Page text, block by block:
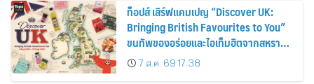
ท็อปส์ เสิร์ฟแคมเปญ “Discover UK:
Bringing British Favourites to You”
ขนทัพของอร่อยและไอเท็มฮิตจากสหราช
อาณาจักร ส่งตรงถึงมือตั้งแต่วันนี้ – 18
สิงหาคมนี้
7 ส.ค. 69 17:38